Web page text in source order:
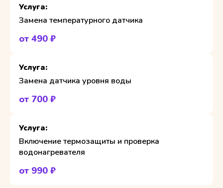
Замена температурного датчика
от 490 ₽
Замена датчика уровня воды
от 700 ₽
Включение термозащиты и проверка
водонагревателя
от 990 ₽